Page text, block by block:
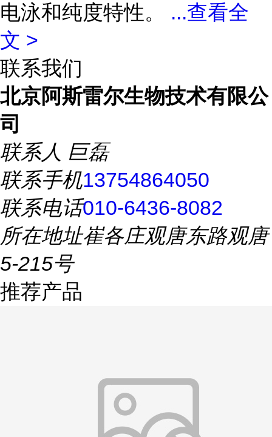
电泳和纯度特性。 ...查看全
文 >
联系我们
北京阿斯雷尔生物技术有限公
司
联系人 巨磊
联系手机13754864050
联系电话010-6436-8082
所在地址崔各庄观唐东路观唐
5-215号
推荐产品